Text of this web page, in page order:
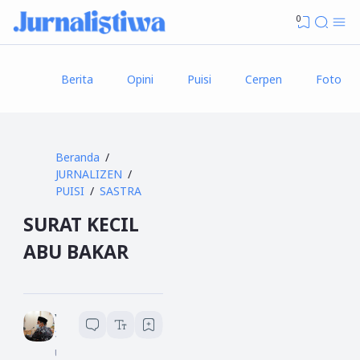
0
Berita Opini Puisi Cerpen Foto
Beranda
JURNALIZEN
PUISI
SASTRA
SURAT KECIL
ABU BAKAR
1
U